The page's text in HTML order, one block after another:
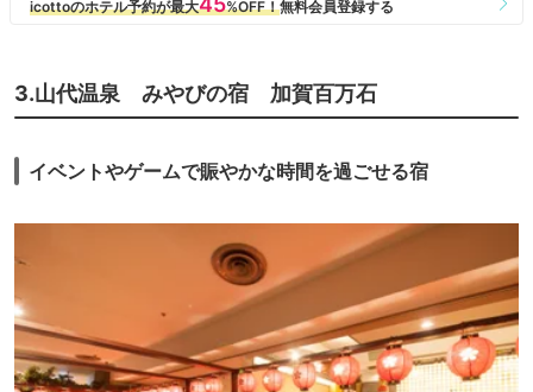
3.山代温泉 みやびの宿 加賀百万石
イベントやゲームで賑やかな時間を過ごせる宿